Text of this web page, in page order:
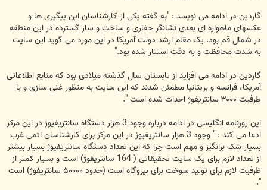
گاردین در ادامه می نویسد : "به گفته یکی از کارشناسان این پیگیری ها و
عکسهای ماهواره ای‌ بعدی نشانگر حفاری و ساخت و‌ ساز گسترده در این منطقه
در شمال قم بود. یک مقام ارشد دولت آمریکا در این مورد می گوید این سایت
به شدت محافظت و به دقت استتار شده بود."
گاردین در ادامه می افزاید از تابستان سال گذشته میلادی بود که منابع اطلاعاتی
آمریکا، فرانسه و بریتانیا مطمئن شدند که این سایت به منظور غنی سازی و با
ظرفیت ۳۰۰۰ سانتریفوژ احداث شده است ".
این روزنامه انگلیسی در ادامه درباره وجود 3 هزار دستگاه سانتریفیوژ در این مرکز
ادعا می کند : " وجود 3 هزار سانتریفیوژ در این مرکز برای کارشناسان اتمی غرب
بسیار شک برانگیز و مهم است چرا که این تعداد دستگاه سانتریفیوژ بسیار بیشتر
از تعداد لازم برای یک سایت تحقیقاتی‌ ( 164 سانتریفوژ) است و بسیار کمتر از
ظرفیت لازم برای تولید سوخت برای نیروگاه است (حدود ۵۰۰۰۰ سانتریفوژ) است
".